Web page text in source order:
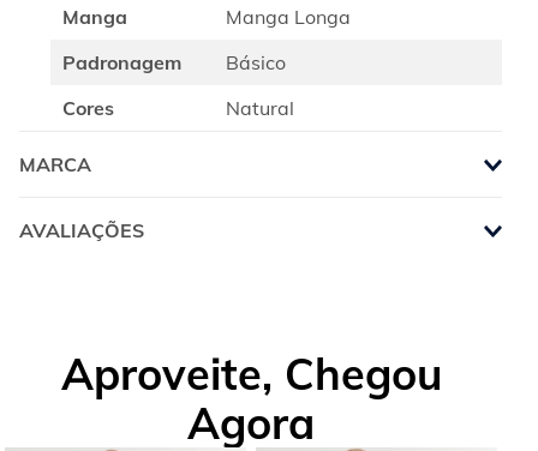
Manga
Manga Longa
Padronagem
Básico
Cores
Natural
MARCA
AVALIAÇÕES
Aproveite, Chegou
Agora